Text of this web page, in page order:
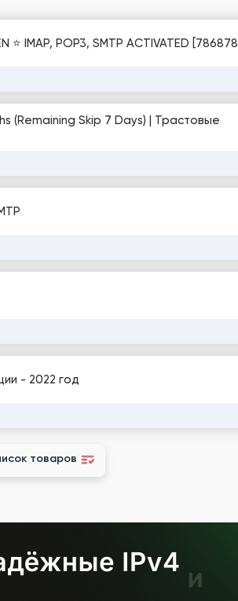
⭐ IMAP, POP3, SMTP ACTIVATED [786878]
(Remaining Skip 7 Days) | Трастовые
- 2022 год
товаров